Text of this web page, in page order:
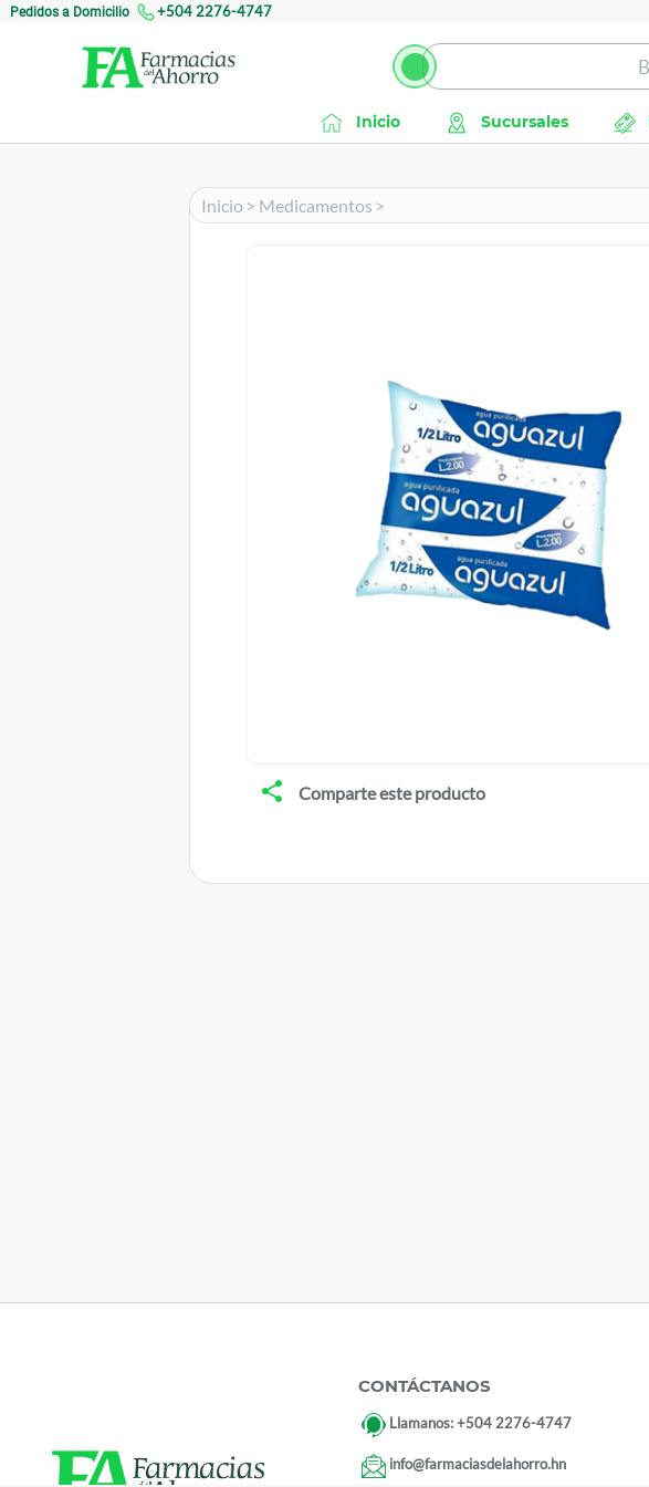
Pedidos a Domicilio +504 2276-4747
Inicio Sucursales
Inicio > Medicamentos >
Comparte este producto
CONTÁCTANOS
Llamanos:+504 2276-4747
info@farmaciasdelahorro.hn